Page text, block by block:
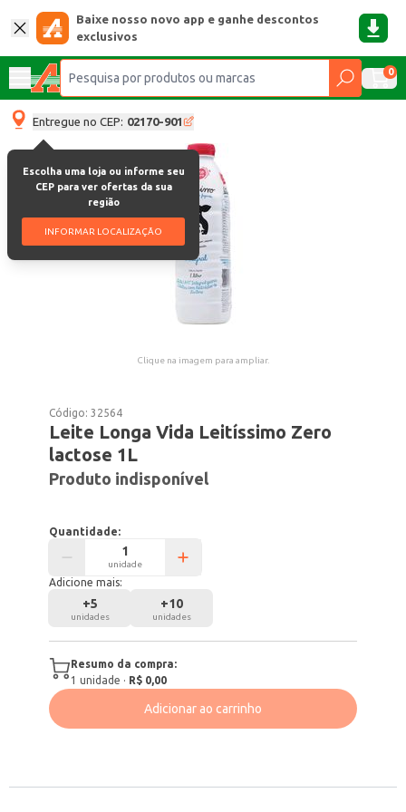
Baixe nosso novo app e ganhe descontos
exclusivos
0
Entregue no CEP: 02170-901
Escolha uma loja ou informe seu
CEP para ver ofertas da sua
região
INFORMAR LOCALIZAÇÃO
Clique na imagem para ampliar.
Código:32564
Leite Longa Vida Leitíssimo Zero
lactose 1L
Produto indisponível
Quantidade:
unidade
Adicione mais:
+5
unidades
+10
unidades
Resumo da compra:
1 unidade · R$ 0,00
Adicionar ao carrinho